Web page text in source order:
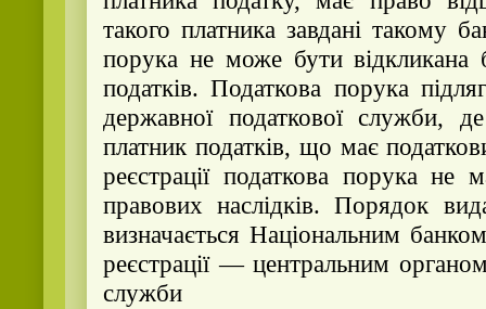
такого платника завдані такому
порука не може бути відкликана
податків. Податкова порука
державної податкової служби,
платник податків, що має
реєстрації податкова порука
правових наслідків. Порядок
визначається Національним
реєстрації — центральним
служби